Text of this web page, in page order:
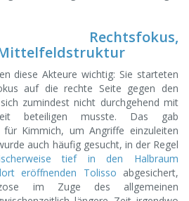
Rechtsfokus,
diese Akteure wichtig: Sie starteten
auf die rechte Seite gegen den
zumindest nicht durchgehend mit
beteiligen musste. Das gab
Kimmich, um Angriffe einzuleiten
auch häufig gesucht, in der Regel
tief in den Halbraum
eröffnenden Tolisso abgesichert,
im Zuge des allgemeinen